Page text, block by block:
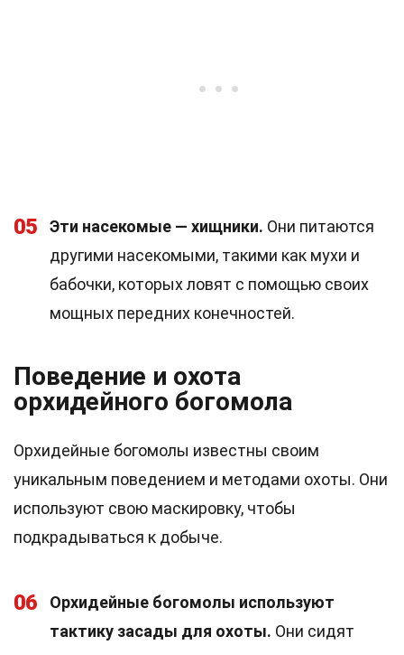
05 Эти насекомые — хищники. Они питаются
другими насекомыми, такими как мухи и
бабочки, которых ловят с помощью своих
мощных передних конечностей.
Поведение и охота
орхидейного богомола
Орхидейные богомолы известны своим
уникальным поведением и методами охоты. Они
используют свою маскировку, чтобы
подкрадываться к добыче.
06
Орхидейные богомолы используют
тактику засады для охоты. Они сидят